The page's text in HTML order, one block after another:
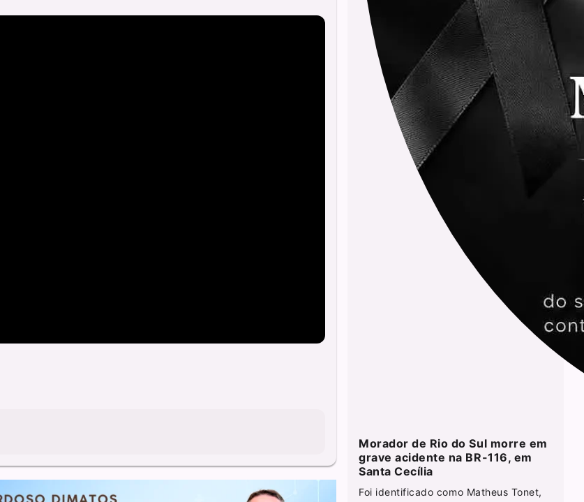
Morador de Rio do Sul morre em
grave acidente na BR-116, em
Santa Cecília
Foi identificado como Matheus Tonet,